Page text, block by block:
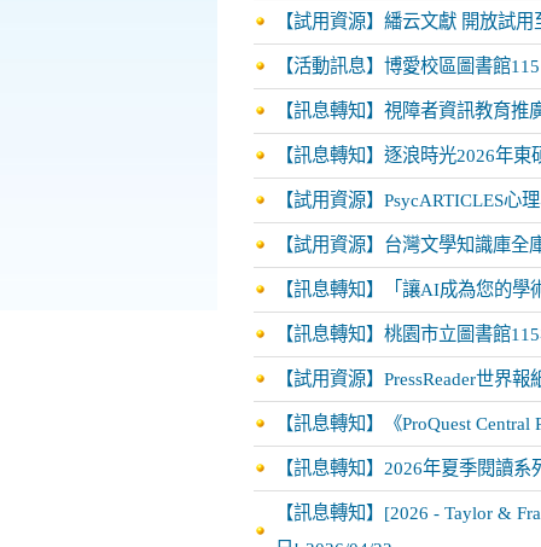
【試用資源】繙云文獻 開放試用
【活動訊息】博愛校區圖書館
【訊息轉知】視障者資訊教育推
【訊息轉知】逐浪時光2026年
【試用資源】PsycARTICLES心
【試用資源】台灣文學知識庫全
【訊息轉知】「讓AI成為您的
【訊息轉知】桃園市立圖書館
【試用資源】PressReader世界
【訊息轉知】《ProQuest
【訊息轉知】2026年夏季閱讀系
【訊息轉知】[2026 - Taylor &